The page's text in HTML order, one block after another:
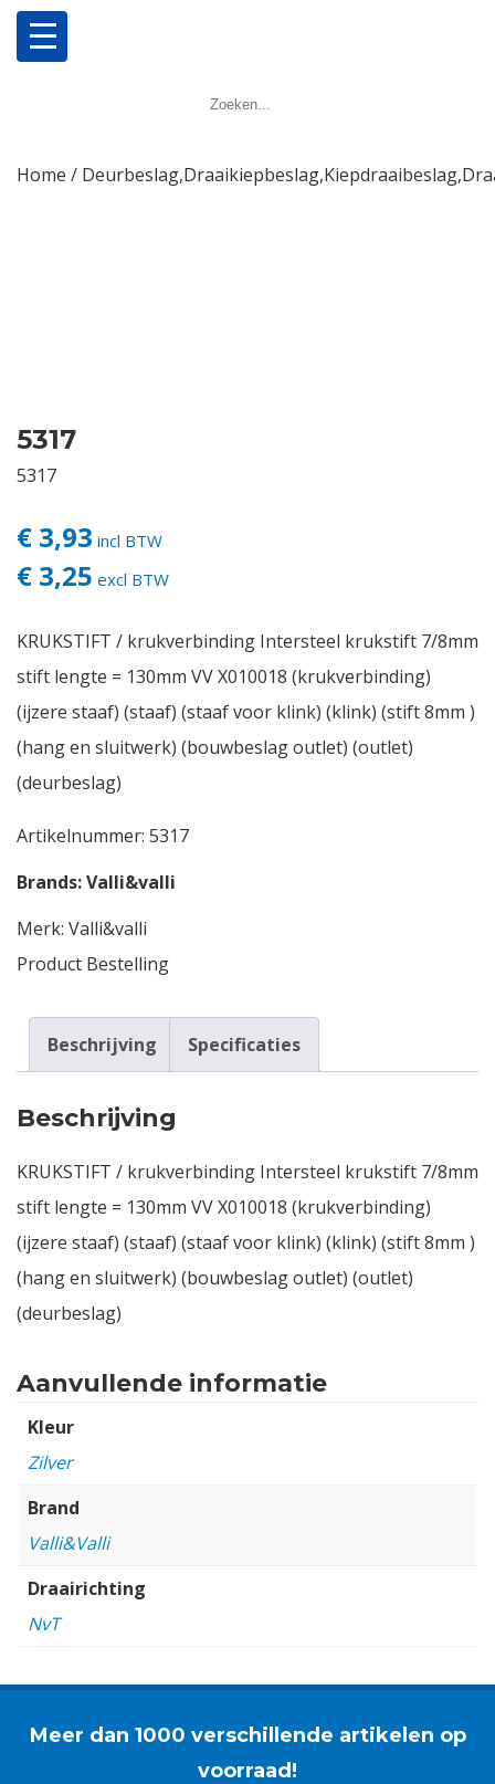
Producten
Home /
5317
5317
€ 3,93 incl BTW
€ 3,25 excl BTW
KRUKSTIFT / krukverbinding Intersteel krukstift 7/8mm
stift lengte = 130mm VV X010018 (krukverbinding)
(ijzere staaf) (staaf) (staaf voor klink) (klink) (stift 8mm )
(hang en sluitwerk) (bouwbeslag outlet) (outlet)
(deurbeslag)
Artikelnummer: 5317
Brands:Valli&valli
Merk: Valli&valli
Product Bestelling
Beschrijving Specificaties
Beschrijving
KRUKSTIFT / krukverbinding Intersteel krukstift 7/8mm
stift lengte = 130mm VV X010018 (krukverbinding)
(ijzere staaf) (staaf) (staaf voor klink) (klink) (stift 8mm )
(hang en sluitwerk) (bouwbeslag outlet) (outlet)
(deurbeslag)
Aanvullende informatie
Kleur
Zilver
Brand
Valli&Valli
Draairichting
NvT
Meer dan 1000 verschillende artikelen op
voorraad!